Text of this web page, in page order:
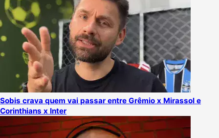
Sobis crava quem vai passar entre Grêmio x Mirassol e
Corinthians x Inter